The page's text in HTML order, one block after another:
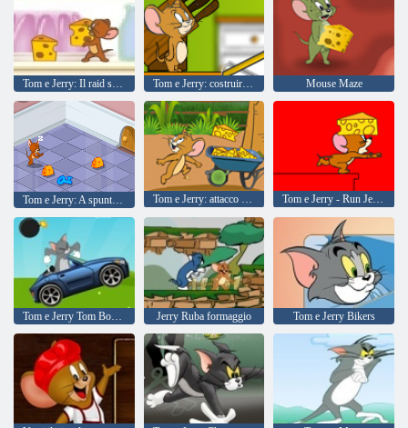
Tom e Jerry: costruire il ponte Mouse Maze
Tom e Jerry: A spuntino notturno Tom e Jerry: attacco Formaggi Tom e Jerry - Run Jerry Run!
Tom e Jerry Tom Bombing Jerry Ruba formaggio Tom e Jerry Bikers